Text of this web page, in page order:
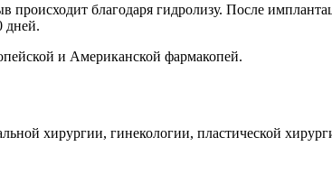
происходит благодаря гидролизу. После
дней.
и Американской фармакопей.
хирургии, гинекологии, пластической